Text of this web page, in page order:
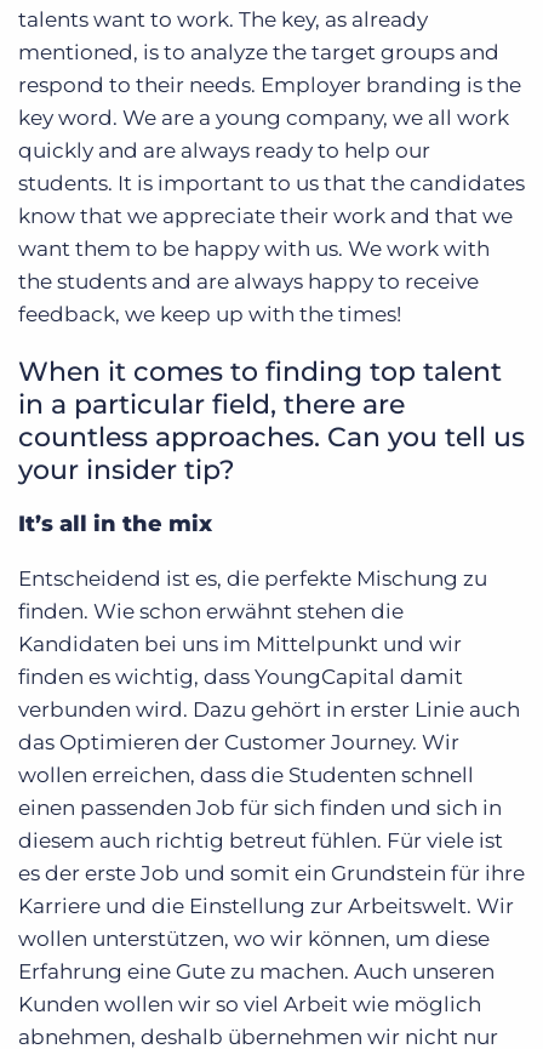
talents want to work. The key, as already
mentioned, is to analyze the target groups and
respond to their needs. Employer branding is the
key word. We are a young company, we all work
quickly and are always ready to help our
students. It is important to us that the candidates
know that we appreciate their work and that we
want them to be happy with us. We work with
the students and are always happy to receive
feedback, we keep up with the times!
When it comes to finding top talent
in a particular field, there are
countless approaches. Can you tell us
your insider tip?
It’s all in the mix
Entscheidend ist es, die perfekte Mischung zu
finden. Wie schon erwähnt stehen die
Kandidaten bei uns im Mittelpunkt und wir
finden es wichtig, dass YoungCapital damit
verbunden wird. Dazu gehört in erster Linie auch
das Optimieren der Customer Journey. Wir
wollen erreichen, dass die Studenten schnell
einen passenden Job für sich finden und sich in
diesem auch richtig betreut fühlen. Für viele ist
es der erste Job und somit ein Grundstein für ihre
Karriere und die Einstellung zur Arbeitswelt. Wir
wollen unterstützen, wo wir können, um diese
Erfahrung eine Gute zu machen. Auch unseren
Kunden wollen wir so viel Arbeit wie möglich
abnehmen, deshalb übernehmen wir nicht nur